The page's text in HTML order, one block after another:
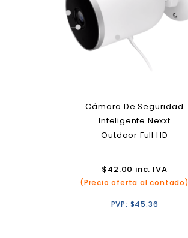
Cámara De Seguridad
Inteligente Nexxt
Outdoor Full HD
$42.00 inc. IVA
(Precio oferta al contado)
PVP: $45.36